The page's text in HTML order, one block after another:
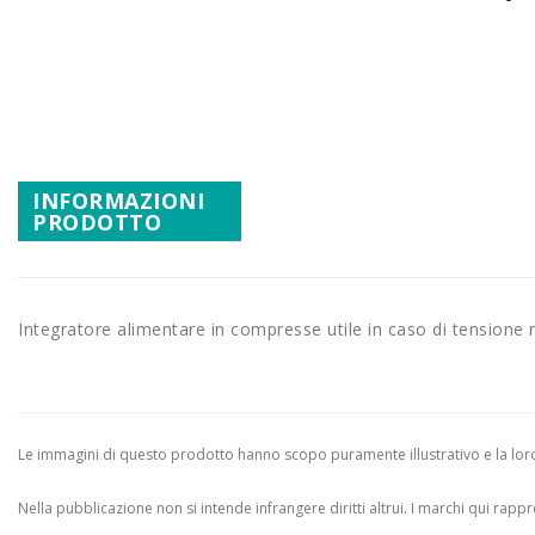
immagini
INFORMAZIONI
PRODOTTO
Integratore alimentare in compresse utile in caso di
Le immagini di questo prodotto hanno scopo puramente illustrativo e la
Nella pubblicazione non si intende infrangere diritti altrui. I marchi qui